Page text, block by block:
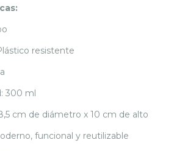
resistente
300 ml
cm de diámetro x 10 cm de alto
funcional y reutilizable